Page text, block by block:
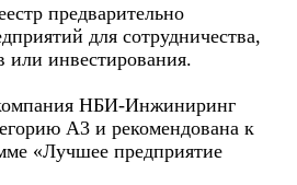
предварительно
для сотрудничества,
или инвестирования.
НБИ-Инжиниринг
А3 и рекомендована к
«Лучшее предприятие